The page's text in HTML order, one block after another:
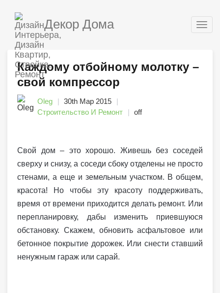
Декор Дома
Каждому отбойному молотку –
свой компрессор
Oleg
30th Мар 2015
Строительство И Ремонт
off
Свой дом – это хорошо. Живешь без соседей
сверху и снизу, а соседи сбоку отделены не просто
стенами, а еще и земельным участком. В общем,
красота! Но чтобы эту красоту поддерживать,
время от времени приходится делать ремонт. Или
перепланировку, дабы изменить приевшуюся
обстановку. Скажем, обновить асфальтовое или
бетонное покрытие дорожек. Или снести ставший
ненужным гараж или сарай.